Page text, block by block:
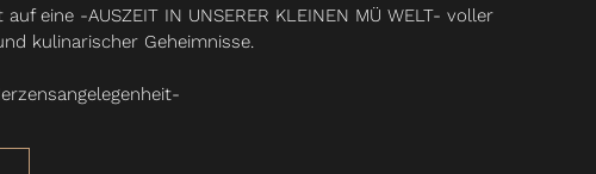
eine -AUSZEIT IN UNSERER KLEINEN MÜ WELT- voller
kulinarischer Geheimnisse.